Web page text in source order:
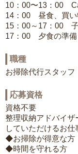
10：00〜13：00
14：00 昼食、買い
15：00～17：00
17：00 夕食の準備
職種
お掃除代行スタッフ
応募資格
資格不要
整理収納アドバイ
していただけるお仕
◆お掃除が得意な方
◆時間を守れる方